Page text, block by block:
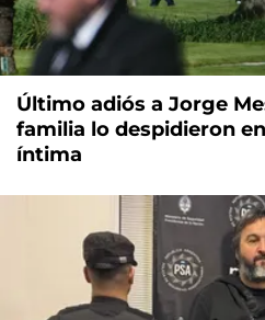
Último adiós a Jorge
familia lo despidieron
íntima